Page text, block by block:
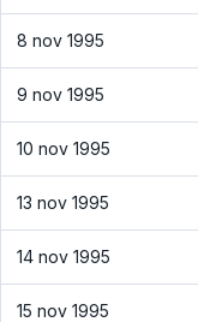
8 nov 1995
9 nov 1995
10 nov 1995
13 nov 1995
14 nov 1995
15 nov 1995